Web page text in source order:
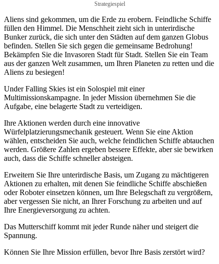
Strategiespiel
Aliens sind gekommen, um die Erde zu erobern. Feindliche Schiffe
füllen den Himmel. Die Menschheit zieht sich in unterirdische
Bunker zurück, die sich unter den Städten auf dem ganzen Globus
befinden. Stellen Sie sich gegen die gemeinsame Bedrohung!
Bekämpfen Sie die Invasoren Stadt für Stadt. Stellen Sie ein Team
aus der ganzen Welt zusammen, um Ihren Planeten zu retten und die
Aliens zu besiegen!
Under Falling Skies ist ein Solospiel mit einer
Multimissionskampagne. In jeder Mission übernehmen Sie die
Aufgabe, eine belagerte Stadt zu verteidigen.
Ihre Aktionen werden durch eine innovative
Würfelplatzierungsmechanik gesteuert. Wenn Sie eine Aktion
wählen, entscheiden Sie auch, welche feindlichen Schiffe abtauchen
werden. Größere Zahlen ergeben bessere Effekte, aber sie bewirken
auch, dass die Schiffe schneller absteigen.
Erweitern Sie Ihre unterirdische Basis, um Zugang zu mächtigeren
Aktionen zu erhalten, mit denen Sie feindliche Schiffe abschießen
oder Roboter einsetzen können, um Ihre Belegschaft zu vergrößern,
aber vergessen Sie nicht, an Ihrer Forschung zu arbeiten und auf
Ihre Energieversorgung zu achten.
Das Mutterschiff kommt mit jeder Runde näher und steigert die
Spannung.
Können Sie Ihre Mission erfüllen, bevor Ihre Basis zerstört wird?